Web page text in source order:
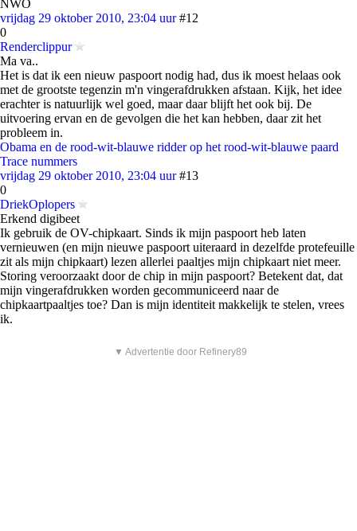
NWO
vrijdag 29 oktober 2010, 23:04 uur #12
0
Renderclippur
Ma va..
Het is dat ik een nieuw paspoort nodig had, dus ik moest helaas ook
met de grootste tegenzin m'n vingerafdrukken afstaan. Kijk, het idee
erachter is natuurlijk wel goed, maar daar blijft het ook bij. De
uitvoering ervan en de gevolgen die het kan hebben, daar zit het
probleem in.
Obama en de rood-wit-blauwe ridder op het rood-wit-blauwe paard
Trace nummers
vrijdag 29 oktober 2010, 23:04 uur #13
0
DriekOplopers
Erkend digibeet
Ik gebruik de OV-chipkaart. Sinds ik mijn paspoort heb laten
vernieuwen (en mijn nieuwe paspoort uiteraard in dezelfde protefeuille
zit als mijn chipkaart) lezen allerlei paaltjes mijn chipkaart niet meer.
Storing veroorzaakt door de chip in mijn paspoort? Betekent dat, dat
mijn vingerafdrukken worden gecommuniceerd naar de
chipkaartpaaltjes toe? Dan is mijn identiteit makkelijk te stelen, vrees
ik.
▼ Advertentie door Refinery89